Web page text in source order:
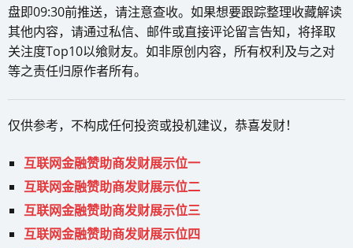
盘即09:30前推送，请注意查收。如果想要跟踪整理收藏解读
其他内容，请通过私信、邮件或直接评论留言告知，将择取
关注度Top10以飨财友。如非原创内容，所有权利及与之对
等之责任归原作者所有。
仅供参考，不构成任何投资或投机建议，恭喜发财！
互联网金融赞助商发财展示位一
互联网金融赞助商发财展示位二
互联网金融赞助商发财展示位三
互联网金融赞助商发财展示位四